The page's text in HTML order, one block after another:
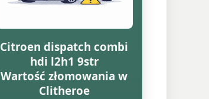
Citroen dispatch combi
hdi l2h1 9str
Wartość złomowania w
Clitheroe